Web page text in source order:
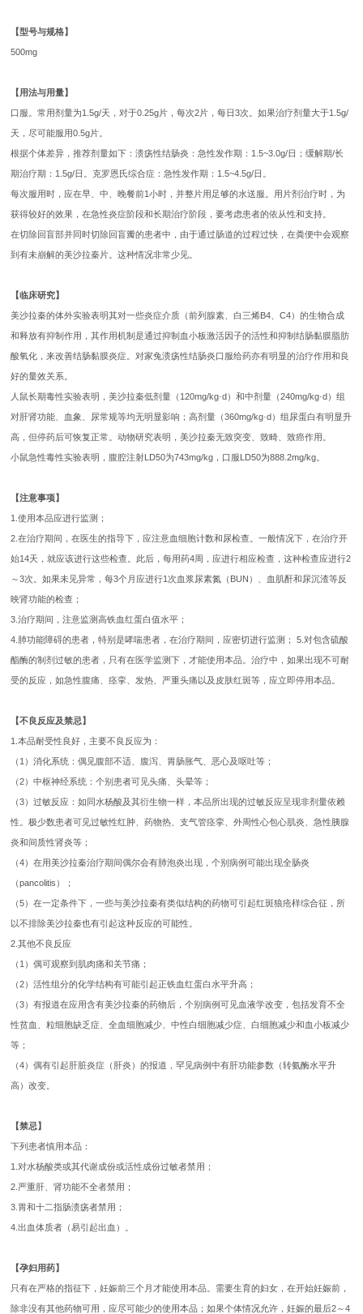
【型号与规格】
500mg
【用法与用量】
口服。常用剂量为1.5g/天，对于0.25g片，每次2片，每日3次。如果治疗剂量大于1.5g/
天，尽可能服用0.5g片。
根据个体差异，推荐剂量如下：溃疡性结肠炎：急性发作期：1.5~3.0g/日；缓解期/长
期治疗期：1.5g/日。克罗恩氏综合症：急性发作期：1.5~4.5g/日。
每次服用时，应在早、中、晚餐前1小时，并整片用足够的水送服。用片剂治疗时，为
获得较好的效果，在急性炎症阶段和长期治疗阶段，要考虑患者的依从性和支持。
在切除回盲部并同时切除回盲瓣的患者中，由于通过肠道的过程过快，在粪便中会观察
到有未崩解的美沙拉秦片。这种情况非常少见。
【临床研究】
美沙拉秦的体外实验表明其对一些炎症介质（前列腺素、白三烯B4、C4）的生物合成
和释放有抑制作用，其作用机制是通过抑制血小板激活因子的活性和抑制结肠黏膜脂肪
酸氧化，来改善结肠黏膜炎症。对家兔溃疡性结肠炎口服给药亦有明显的治疗作用和良
好的量效关系。
人鼠长期毒性实验表明，美沙拉秦低剂量（120mg/kg·d）和中剂量（240mg/kg·d）组
对肝肾功能、血象、尿常规等均无明显影响；高剂量（360mg/kg·d）组尿蛋白有明显升
高，但停药后可恢复正常。动物研究表明，美沙拉秦无致突变、致畸、致癌作用。
小鼠急性毒性实验表明，腹腔注射LD50为743mg/kg，口服LD50为888.2mg/kg。
【注意事项】
1.使用本品应进行监测；
2.在治疗期间，在医生的指导下，应注意血细胞计数和尿检查。一般情况下，在治疗开
始14天，就应该进行这些检查。此后，每用药4周，应进行相应检查，这种检查应进行2
～3次。如果未见异常，每3个月应进行1次血浆尿素氮（BUN）、血肌酐和尿沉渣等反
映肾功能的检查；
3.治疗期间，注意监测高铁血红蛋白值水平；
4.肺功能障碍的患者，特别是哮喘患者，在治疗期间，应密切进行监测； 5.对包含硫酸
酯酶的制剂过敏的患者，只有在医学监测下，才能使用本品。治疗中，如果出现不可耐
受的反应，如急性腹痛、痉挛、发热、严重头痛以及皮肤红斑等，应立即停用本品。
【不良反应及禁忌】
1.本品耐受性良好，主要不良反应为：
（1）消化系统：偶见腹部不适、腹泻、胃肠胀气、恶心及呕吐等；
（2）中枢神经系统：个别患者可见头痛、头晕等；
（3）过敏反应：如同水杨酸及其衍生物一样，本品所出现的过敏反应呈现非剂量依赖
性。极少数患者可见过敏性红肿、药物热、支气管痉挛、外周性心包心肌炎、急性胰腺
炎和间质性肾炎等；
（4）在用美沙拉秦治疗期间偶尔会有肺泡炎出现，个别病例可能出现全肠炎
（pancolitis）；
（5）在一定条件下，一些与美沙拉秦有类似结构的药物可引起红斑狼疮样综合征，所
以不排除美沙拉秦也有引起这种反应的可能性。
2.其他不良反应
（1）偶可观察到肌肉痛和关节痛；
（2）活性组分的化学结构有可能引起正铁血红蛋白水平升高；
（3）有报道在应用含有美沙拉秦的药物后，个别病例可见血液学改变，包括发育不全
性贫血、粒细胞缺乏症、全血细胞减少、中性白细胞减少症、白细胞减少和血小板减少
等；
（4）偶有引起肝脏炎症（肝炎）的报道，罕见病例中有肝功能参数（转氨酶水平升
高）改变。
【禁忌】
下列患者慎用本品：
1.对水杨酸类或其代谢成份或活性成份过敏者禁用；
2.严重肝、肾功能不全者禁用；
3.胃和十二指肠溃疡者禁用；
4.出血体质者（易引起出血）。
【孕妇用药】
只有在严格的指征下，妊娠前三个月才能使用本品。需要生育的妇女，在开始妊娠前，
除非没有其他药物可用，应尽可能少的使用本品；如果个体情况允许，妊娠的最后2～4